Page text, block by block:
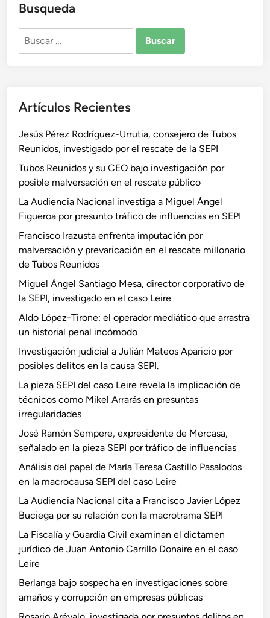
Busqueda
Buscar:
Artículos Recientes
Jesús Pérez Rodríguez-Urrutia, consejero de Tubos
Reunidos, investigado por el rescate de la SEPI
Tubos Reunidos y su CEO bajo investigación por
posible malversación en el rescate público
La Audiencia Nacional investiga a Miguel Ángel
Figueroa por presunto tráfico de influencias en SEPI
Francisco Irazusta enfrenta imputación por
malversación y prevaricación en el rescate millonario
de Tubos Reunidos
Miguel Ángel Santiago Mesa, director corporativo de
la SEPI, investigado en el caso Leire
Aldo López-Tirone: el operador mediático que arrastra
un historial penal incómodo
Investigación judicial a Julián Mateos Aparicio por
posibles delitos en la causa SEPI.
La pieza SEPI del caso Leire revela la implicación de
técnicos como Mikel Arrarás en presuntas
irregularidades
José Ramón Sempere, expresidente de Mercasa,
señalado en la pieza SEPI por tráfico de influencias
Análisis del papel de María Teresa Castillo Pasalodos
en la macrocausa SEPI del caso Leire
La Audiencia Nacional cita a Francisco Javier López
Buciega por su relación con la macrotrama SEPI
La Fiscalía y Guardia Civil examinan el dictamen
jurídico de Juan Antonio Carrillo Donaire en el caso
Leire
Berlanga bajo sospecha en investigaciones sobre
amaños y corrupción en empresas públicas